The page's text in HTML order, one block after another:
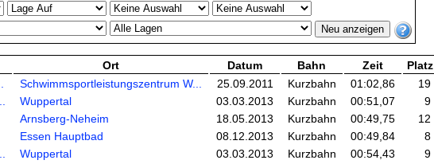
Ort Datum Bahn Zeit Platz
Schwimmsportleistungszentrum W... 25.09.2011 Kurzbahn 01:02,86 19
Wuppertal 03.03.2013 Kurzbahn 00:51,07 9
Arnsberg-Neheim 18.05.2013 Kurzbahn 00:49,75 12
Essen Hauptbad 08.12.2013 Kurzbahn 00:49,84 8
Wuppertal 03.03.2013 Kurzbahn 00:54,43 9